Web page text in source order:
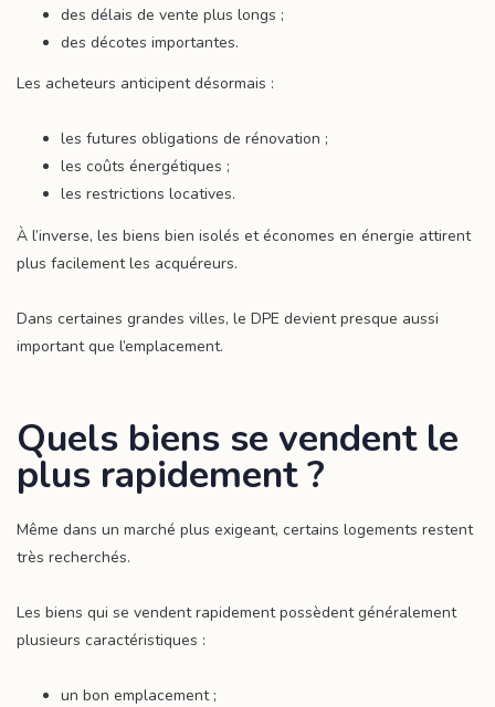
des délais de vente plus longs ;
des décotes importantes.
Les acheteurs anticipent désormais :
les futures obligations de rénovation ;
les coûts énergétiques ;
les restrictions locatives.
À l’inverse, les biens bien isolés et économes en énergie attirent
plus facilement les acquéreurs.
Dans certaines grandes villes, le DPE devient presque aussi
important que l’emplacement.
Quels biens se vendent le
plus rapidement ?
Même dans un marché plus exigeant, certains logements restent
très recherchés.
Les biens qui se vendent rapidement possèdent généralement
plusieurs caractéristiques :
un bon emplacement ;